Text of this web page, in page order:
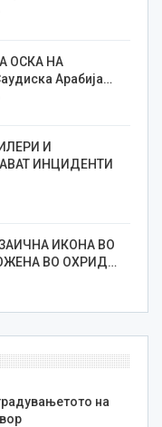
ОСКА НА
Арабија…
И
ИНЦИДЕНТИ
ИКОНА ВО
ВО ОХРИД…
на